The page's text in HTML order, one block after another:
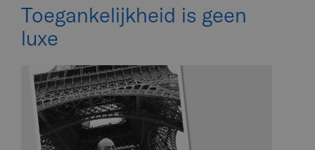
Toegankelijkheid is geen
luxe